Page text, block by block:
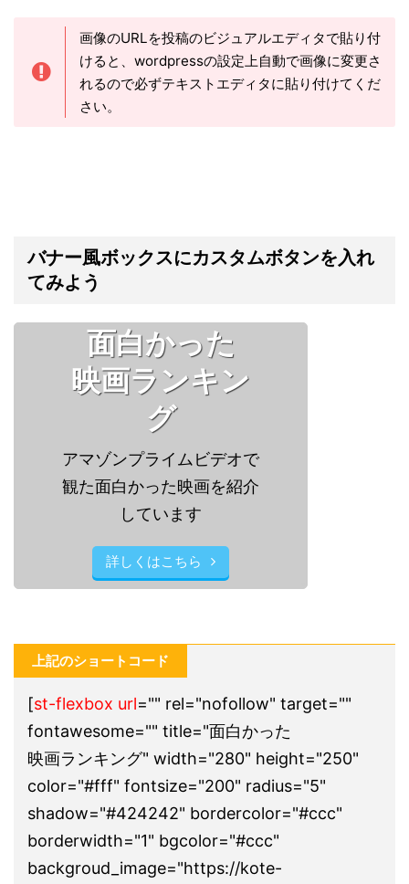
画像のURLを投稿のビジュアルエディタで貼り付
けると、wordpressの設定上自動で画像に変更さ
れるので必ずテキストエディタに貼り付けてくだ
さい。
バナー風ボックスにカスタムボタンを入れ
てみよう
面白かった
映画ランキン
グ
アマゾンプライムビデオで
観た面白かった映画を紹介
しています
詳しくはこちら
上記のショートコード
[st-flexbox url="" rel="nofollow" target=""
fontawesome="" title="面白かった
映画ランキング" width="280" height="250"
color="#fff" fontsize="200" radius="5"
shadow="#424242" bordercolor="#ccc"
borderwidth="1" bgcolor="#ccc"
backgroud_image="https://kote-